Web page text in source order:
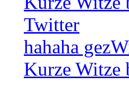
hahaha
Kurze Witze